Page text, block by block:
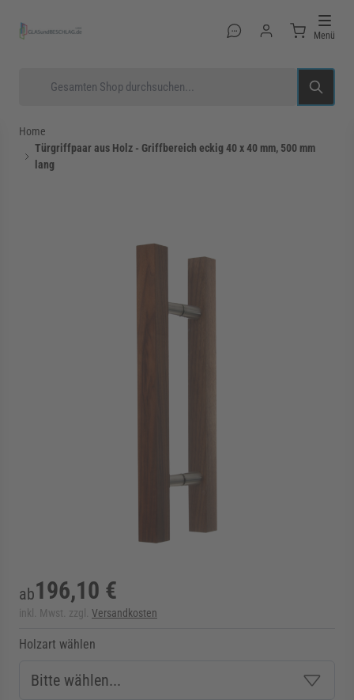
Menü
für Kategorie Glasduschen anzeigen
für Kategorie Beschläge anzeigen
Home
Türgriffpaar aus Holz - Griffbereich eckig 40 x 40 mm, 500 mm
lang
ab196,10 €
inkl. Mwst. zzgl. Versandkosten
Holzart wählen